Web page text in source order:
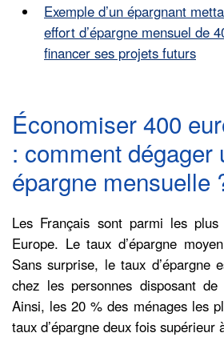
Exemple d’un épargnant
effort d’épargne mensuel de
financer ses projets futurs
Économiser 400
: comment dégager
épargne mensuelle
Les Français sont parmi les
Europe. Le taux d’épargne
Sans surprise, le taux d’épargne
chez les personnes disposant de
Ainsi, les 20 % des ménages les
taux d’épargne deux fois supérieur